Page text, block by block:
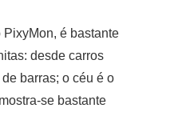
é bastante
desde carros
barras; o céu é o
se bastante